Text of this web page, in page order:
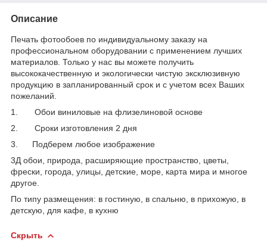
Описание
Печать фотообоев по индивидуальному заказу на
профессиональном оборудовании с применением лучших
материалов. Только у нас вы можете получить
высококачественную и экологически чистую эксклюзивную
продукцию в запланированный срок и с учетом всех Ваших
пожеланий.
1. Обои виниловые на флизелиновой основе
2. Сроки изготовления 2 дня
3. Подберем любое изображение
3Д обои, природа, расширяющие пространство, цветы,
фрески, города, улицы, детские, море, карта мира и многое
другое.
По типу размещения: в гостиную, в спальню, в прихожую, в
детскую, для кафе, в кухню
Скрыть